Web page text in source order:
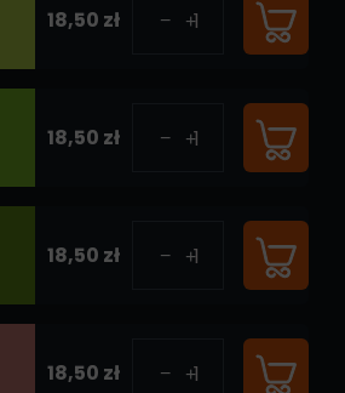
18,50 zł
18,50 zł
18,50 zł
18,50 zł